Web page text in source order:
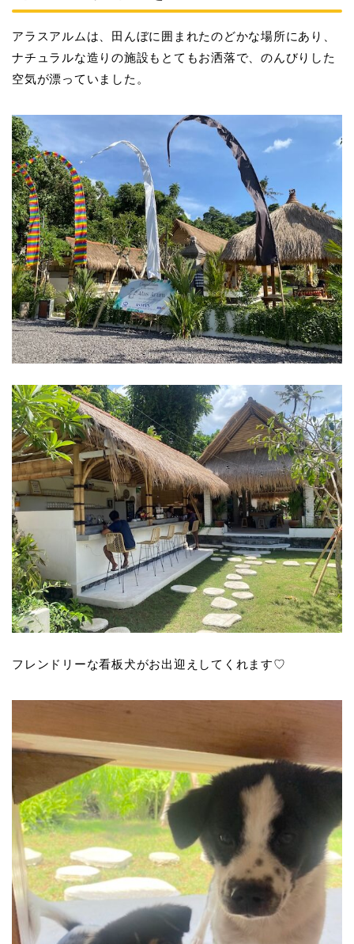
アラスアルムは、田んぼに囲まれたのどかな場所にあり、
ナチュラルな造りの施設もとてもお洒落で、のんびりした
空気が漂っていました。
フレンドリーな看板犬がお出迎えしてくれます♡